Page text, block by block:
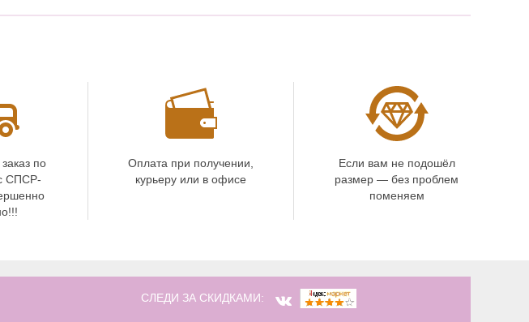
по
СПСР-
Оплата при получении,
курьеру или в офисе
Если вам не подошёл
размер — без проблем
поменяем
СЛЕДИ ЗА СКИДКАМИ: